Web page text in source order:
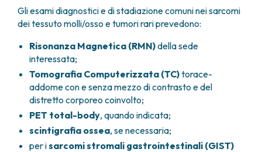
Gli esami diagnostici e di stadiazione comuni nei sarcomi
dei tessuto molli/osso e tumori rari prevedono:
Risonanza Magnetica (RMN)della sede
interessata;
Tomografia Computerizzata (TC)torace-
addome con e senza mezzo di contrasto e del
distretto corporeo coinvolto;
PET total-body, quando indicata;
scintigrafia ossea, se necessaria;
per isarcomi stromali gastrointestinali (GIST)